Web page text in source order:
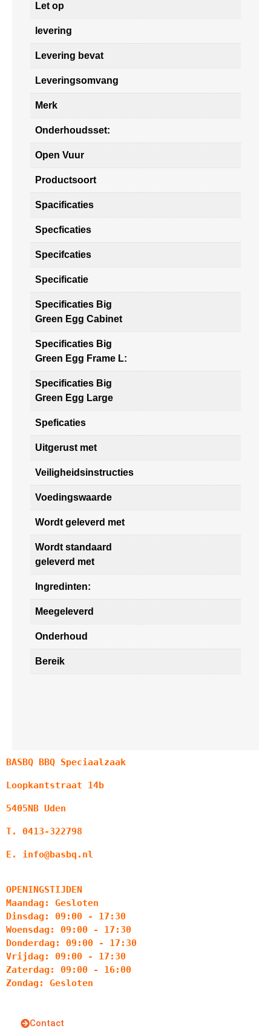
Let op
levering
Levering bevat
Leveringsomvang
Merk
Onderhoudsset:
Open Vuur
Productsoort
Spacificaties
Specficaties
Specifcaties
Specificatie
Specificaties Big
Green Egg Cabinet
Specificaties Big
Green Egg Frame L:
Specificaties Big
Green Egg Large
Speficaties
Uitgerust met
Veiligheidsinstructies
Voedingswaarde
Wordt geleverd met
Wordt standaard
geleverd met
Ingredinten:
Meegeleverd
Onderhoud
Bereik
BASBQ BBQ Speciaalzaak
Loopkantstraat 14b
5405NB Uden
T. 0413-322798
E. info@basbq.nl
OPENINGSTIJDEN
Maandag: Gesloten
Dinsdag: 09:00 - 17:30
Woensdag: 09:00 - 17:30
Donderdag: 09:00 - 17:30
Vrijdag: 09:00 - 17:30
Zaterdag: 09:00 - 16:00
Zondag: Gesloten
Contact